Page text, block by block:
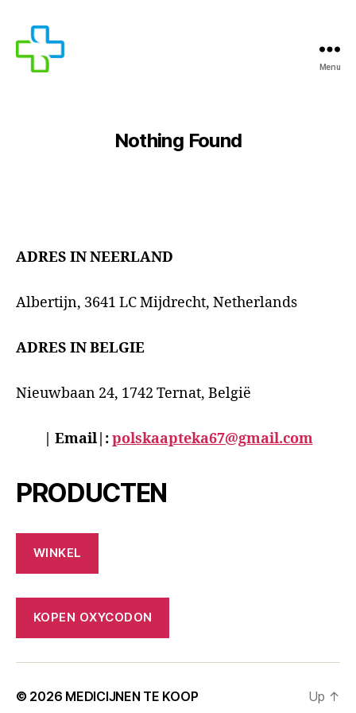
Menu
Nothing Found
ADRES IN NEERLAND
Albertijn, 3641 LC Mijdrecht, Netherlands
ADRES IN BELGIE
Nieuwbaan 24, 1742 Ternat, België
| Email|:polskaapteka67@gmail.com
PRODUCTEN
WINKEL
KOPEN OXYCODON
© 2026 MEDICIJNEN TE KOOP Up ↑